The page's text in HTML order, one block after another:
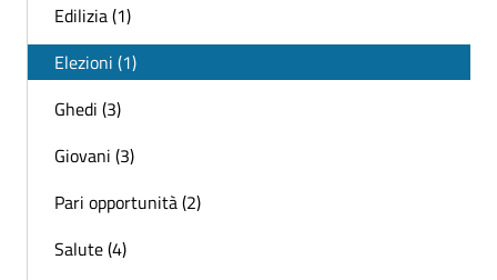
Edilizia (1)
Elezioni (1)
Ghedi (3)
Giovani (3)
Pari opportunità (2)
Salute (4)